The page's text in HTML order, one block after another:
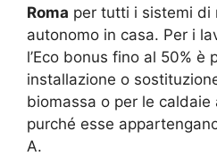
Roma per tutti i sistemi di
autonomo in casa. Per i
l’Eco bonus fino al 50% è
installazione o
biomassa o per le caldaie
purché esse
A.